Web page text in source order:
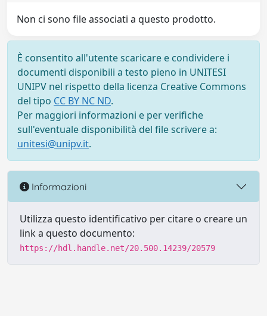
Non ci sono file associati a questo prodotto.
È consentito all'utente scaricare e condividere i
documenti disponibili a testo pieno in UNITESI
UNIPV nel rispetto della licenza Creative Commons
del tipo CC BY NC ND.
Per maggiori informazioni e per verifiche
sull'eventuale disponibilità del file scrivere a:
unitesi@unipv.it.
Informazioni
Utilizza questo identificativo per citare o creare un
link a questo documento:
https://hdl.handle.net/20.500.14239/20579